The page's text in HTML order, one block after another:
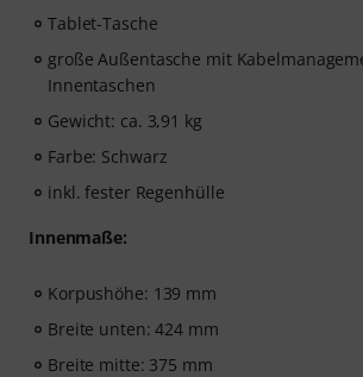
Tablet-Tasche
große Außentasche mit
Innentaschen
Gewicht: ca. 3,91 kg
Farbe: Schwarz
inkl. fester Regenhülle
Innenmaße:
Korpushöhe: 139 mm
Breite unten: 424 mm
Breite mitte: 375 mm